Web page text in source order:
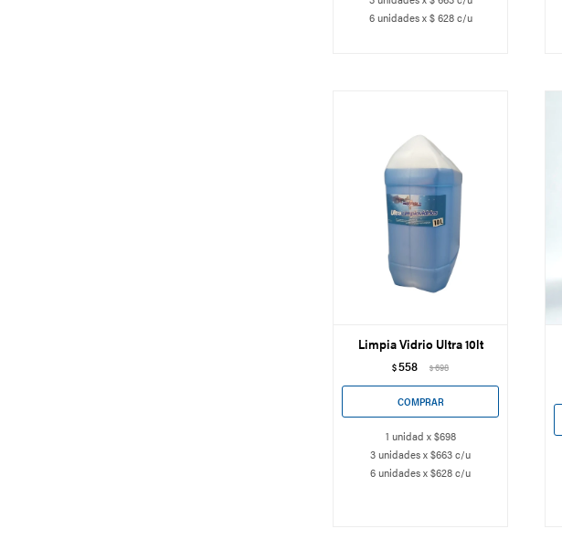
6 unidades x $ 628 c/u
Limpia Vidrio Ultra 10lt
$558 $698
1 unidad x $698
3 unidades x $663 c/u
6 unidades x $628 c/u